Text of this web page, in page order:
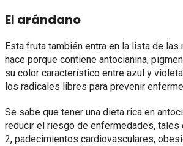
El arándano
Esta fruta también entra en la lista de
hace porque contiene antocianina,
su color característico entre azul y
los radicales libres para prevenir
Se sabe que tener una dieta rica en
reducir el riesgo de enfermedades,
2, padecimientos cardiovasculares,